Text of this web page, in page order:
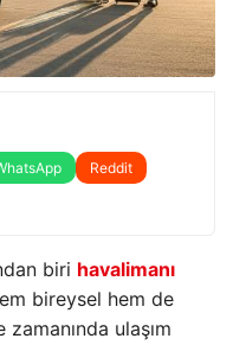
Reddit
biri havalimanı
bireysel hem de
ulaşım